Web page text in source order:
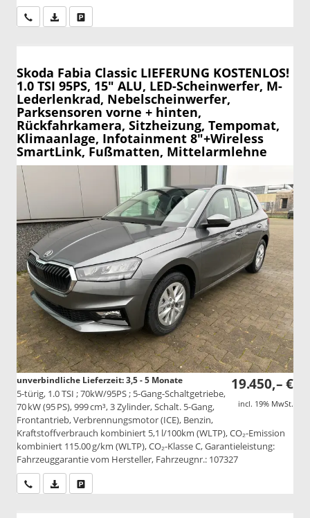
Wir rufen Sie anPDF-Datei, Fahrzeugexposé drucken
Skoda Fabia Classic LIEFERUNG KOSTENLOS!
1.0 TSI 95PS, 15" ALU, LED-Scheinwerfer, M-
Lederlenkrad, Nebelscheinwerfer,
Parksensoren vorne + hinten,
Rückfahrkamera, Sitzheizung, Tempomat,
Klimaanlage, Infotainment 8"+Wireless
SmartLink, Fußmatten, Mittelarmlehne
19.450,– €
incl. 19% MwSt.
unverbindliche Lieferzeit: 3,5 - 5 Monate
5-türig, 1.0 TSI ; 70kW/95PS ; 5-Gang-Schaltgetriebe,
70 kW (95 PS), 999 cm³, 3 Zylinder, Schalt. 5-Gang,
Frontantrieb, Verbrennungsmotor (ICE), Benzin,
Kraftstoffverbrauch kombiniert 5,1 l/100km (WLTP), CO₂-Emission
kombiniert 115.00 g/km (WLTP), CO₂-Klasse C, Garantieleistung:
Fahrzeuggarantie vom Hersteller, Fahrzeugnr.: 107327
Wir rufen Sie anPDF-Datei, Fahrzeugexposé drucken